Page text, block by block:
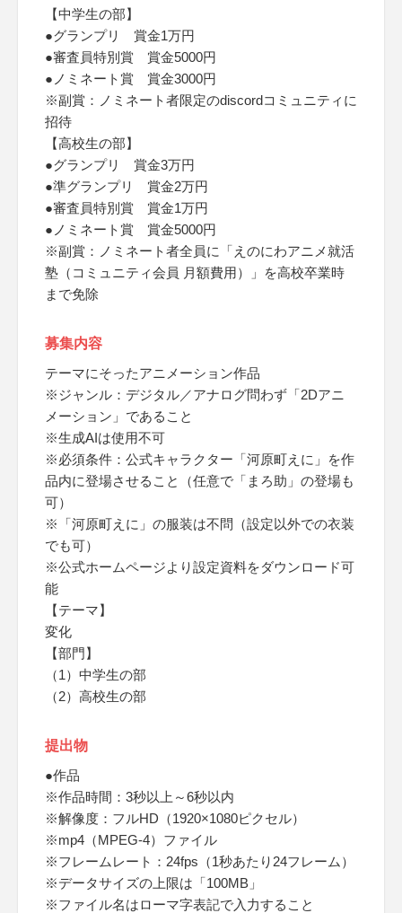
【中学生の部】
●グランプリ 賞金1万円
●審査員特別賞 賞金5000円
●ノミネート賞 賞金3000円
※副賞：ノミネート者限定のdiscordコミュニティに
招待
【高校生の部】
●グランプリ 賞金3万円
●準グランプリ 賞金2万円
●審査員特別賞 賞金1万円
●ノミネート賞 賞金5000円
※副賞：ノミネート者全員に「えのにわアニメ就活
塾（コミュニティ会員 月額費用）」を高校卒業時
まで免除
募集内容
テーマにそったアニメーション作品
※ジャンル：デジタル／アナログ問わず「2Dアニ
メーション」であること
※生成AIは使用不可
※必須条件：公式キャラクター「河原町えに」を作
品内に登場させること（任意で「まろ助」の登場も
可）
※「河原町えに」の服装は不問（設定以外での衣装
でも可）
※公式ホームページより設定資料をダウンロード可
能
【テーマ】
変化
【部門】
（1）中学生の部
（2）高校生の部
提出物
●作品
※作品時間：3秒以上～6秒以内
※解像度：フルHD（1920×1080ピクセル）
※mp4（MPEG-4）ファイル
※フレームレート：24fps（1秒あたり24フレーム）
※データサイズの上限は「100MB」
※ファイル名はローマ字表記で入力すること